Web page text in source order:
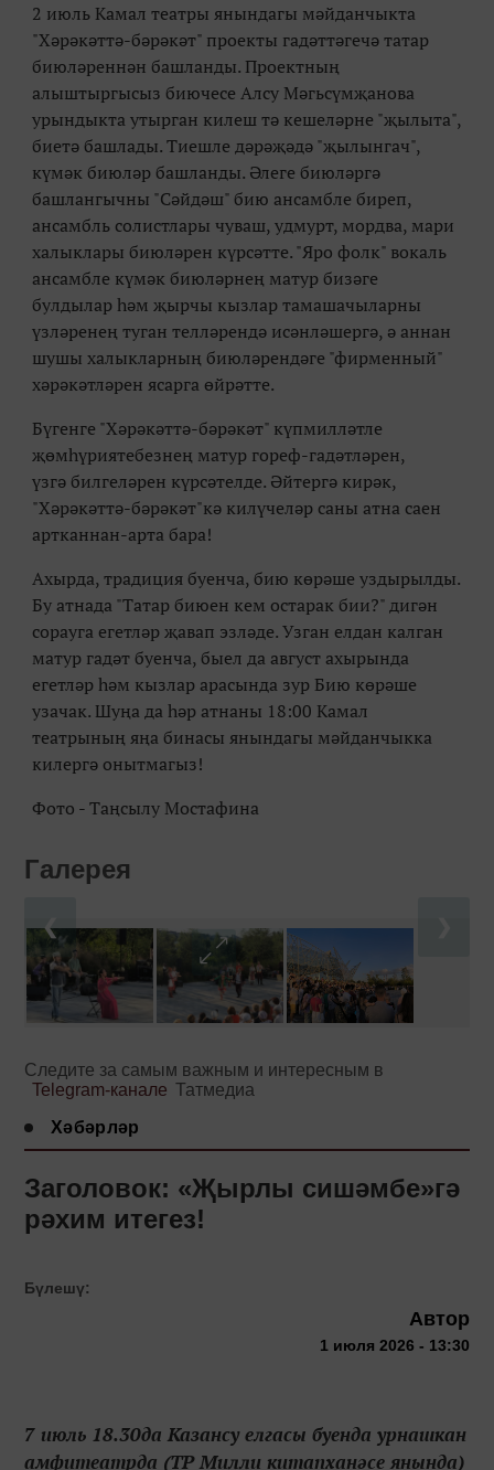
2 июль Камал театры янындагы мәйданчыкта
"Хәрәкәттә-бәрәкәт" проекты гадәттәгечә татар
биюләреннән башланды. Проектның
алыштыргысыз биючесе Алсу Мәгьсүмҗанова
урындыкта утырган килеш тә кешеләрне "җылыта",
биетә башлады. Тиешле дәрәҗәдә "җылынгач",
күмәк биюләр башланды. Әлеге биюләргә
башлангычны "Сәйдәш" бию ансамбле биреп,
ансамбль солистлары чуваш, удмурт, мордва, мари
халыклары биюләрен күрсәтте. "Яро фолк" вокаль
ансамбле күмәк биюләрнең матур бизәге
булдылар һәм җырчы кызлар тамашачыларны
үзләренең туган телләрендә исәнләшергә, ә аннан
шушы халыкларның биюләрендәге "фирменный"
хәрәкәтләрен ясарга өйрәтте.
Бүгенге "Хәрәкәттә-бәрәкәт" күпмилләтле
җөмһүриятебезнең матур гореф-гадәтләрен,
үзгә билгеләрен күрсәтелде. Әйтергә кирәк,
"Хәрәкәттә-бәрәкәт"кә килүчеләр саны атна саен
артканнан-арта бара!
Ахырда, традиция буенча, бию көрәше уздырылды.
Бу атнада "Татар биюен кем остарак бии?" дигән
сорауга егетләр җавап эзләде. Узган елдан калган
матур гадәт буенча, быел да август ахырында
егетләр һәм кызлар арасында зур Бию көрәше
узачак. Шуңа да һәр атнаны 18:00 Камал
театрының яңа бинасы янындагы мәйданчыкка
килергә онытмагыз!
Фото - Таңсылу Мостафина
Галерея
❮
Следите за самым важным и интересным в
Telegram-канале Татмедиа
Хәбәрләр
Заголовок: «Җырлы сишәмбе»гә
рәхим итегез!
Бүлешү:
Автор
1 июля 2026 - 13:30
7 июль 18.30да Казансу елгасы буенда урнашкан
амфитеатрда (ТР Милли китапханәсе янында)